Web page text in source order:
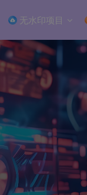
无水印项目